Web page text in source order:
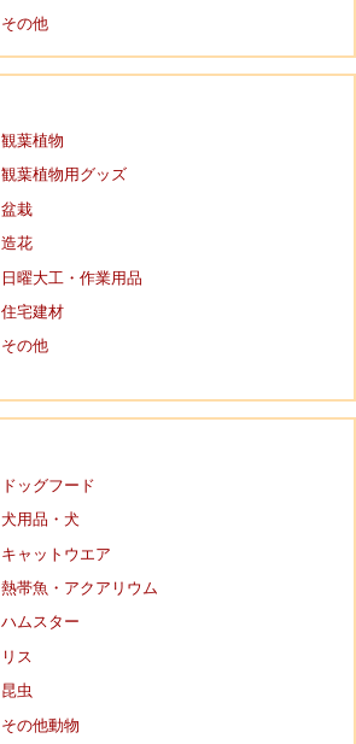
その他
観葉植物
観葉植物用グッズ
盆栽
造花
日曜大工・作業用品
住宅建材
その他
ドッグフード
犬用品・犬
キャットウエア
熱帯魚・アクアリウム
ハムスター
リス
昆虫
その他動物